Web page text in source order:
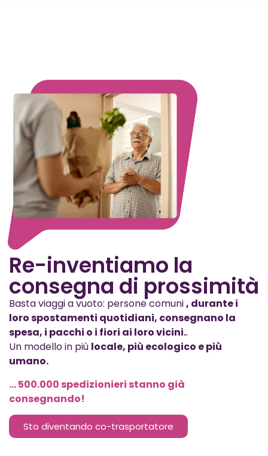
Re-inventiamo la
consegna di prossimità
Basta viaggi a vuoto: persone comuni, durante i
loro spostamenti quotidiani, consegnano la
spesa, i pacchi o i fiori ai loro vicini..
Un modello in più locale, più ecologico e più
umano.
... 500.000 spedizionieri stanno già
consegnando!
Sto diventando co-trasportatore